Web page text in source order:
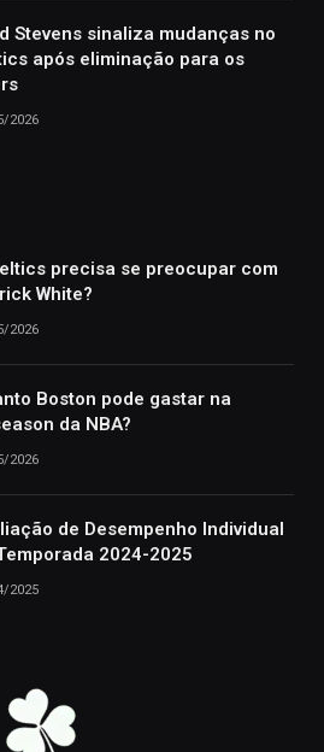
Stevens sinaliza mudanças no
após eliminação para os
2026
precisa se preocupar com
White?
2026
Boston pode gastar na
da NBA?
2026
de Desempenho Individual
2024-2025
2025